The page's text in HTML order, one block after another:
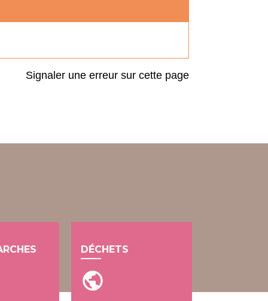
Signaler une erreur sur cette page
DÉCHETS
public